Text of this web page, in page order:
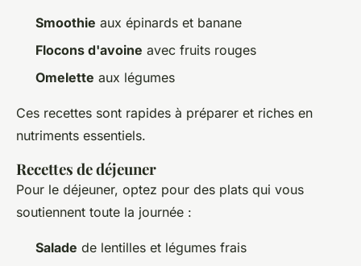
Smoothie aux épinards et banane
Flocons d'avoine avec fruits rouges
Omelette aux légumes
Ces recettes sont rapides à préparer et riches en
nutriments essentiels.
Recettes de déjeuner
Pour le déjeuner, optez pour des plats qui vous
soutiennent toute la journée :
Salade de lentilles et légumes frais